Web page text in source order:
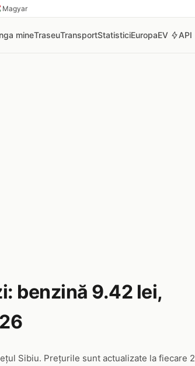
Magyar
mineTraseuTransportStatisticiEuropaEV API
benzină 9.42 lei,
Sibiu. Prețurile sunt actualizate la fiecare 2